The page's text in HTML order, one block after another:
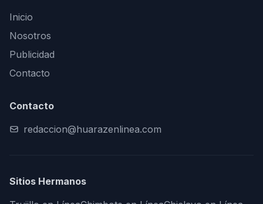
Inicio
Nosotros
Publicidad
Contacto
Contacto
redaccion@huarazenlinea.com
Sitios Hermanos